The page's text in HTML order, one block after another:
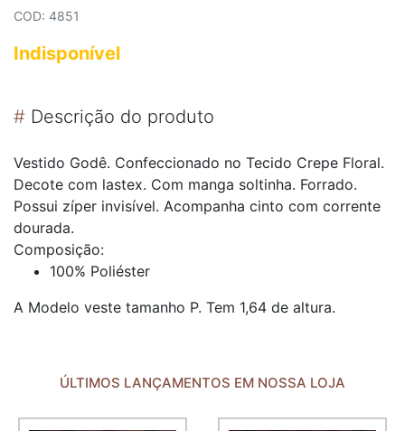
COD: 4851
Indisponível
# Descrição do produto
Vestido Godê. Confeccionado no Tecido Crepe Floral.
Decote com lastex. Com manga soltinha. Forrado.
Possui zíper invisível. Acompanha cinto com corrente
dourada.
Composição:
100% Poliéster
A Modelo veste tamanho P. Tem 1,64 de altura.
ÚLTIMOS LANÇAMENTOS EM NOSSA LOJA